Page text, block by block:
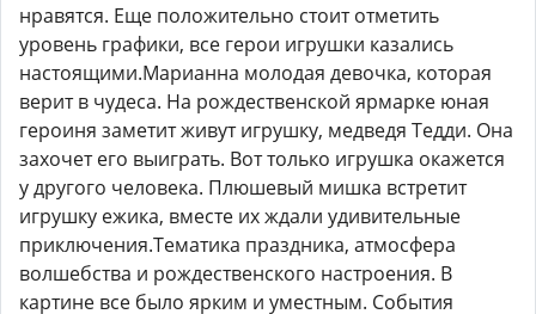
нравятся. Еще положительно стоит отметить
уровень графики, все герои игрушки казались
настоящими.Марианна молодая девочка, которая
верит в чудеса. На рождественской ярмарке юная
героиня заметит живут игрушку, медведя Тедди. Она
захочет его выиграть. Вот только игрушка окажется
у другого человека. Плюшевый мишка встретит
игрушку ежика, вместе их ждали удивительные
приключения.Тематика праздника, атмосфера
волшебства и рождественского настроения. В
картине все было ярким и уместным. События